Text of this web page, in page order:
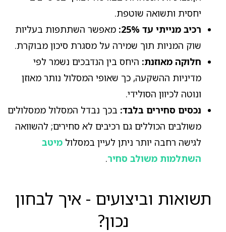
יחסית ותשואה שוטפת.
רכיב מנייתי עד 25%:
מאפשר השתתפות בעליות
שוק המניות תוך שמירה על מסגרת סיכון מבוקרת.
חלוקה מאוזנת: היחס בין הנדבכים נשמר לפי
מדיניות ההשקעה, כך שאופי המסלול נותר מאוזן
ונוטה לכיוון הסולידי.
נכסים סחירים בלבד: בכך נבדל המסלול ממסלולים
משולבים הכוללים גם רכיבים לא סחירים; להשוואה
לגישה רחבה יותר ניתן לעיין במסלול מיטב
השתלמות משולב סחיר.
תשואות וביצועים - איך לבחון
נכון?